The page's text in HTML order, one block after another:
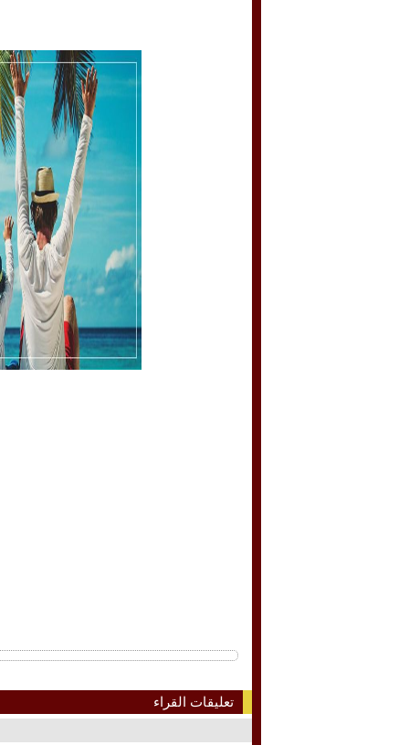
تعليقات القراء